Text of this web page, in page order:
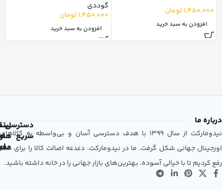
1,450,000تومان
افزودن به سبد خرید
گوددی
1,450,000تومان
افزودن به سبد خرید
درباره ما
نیدومارکت از سال 1399 با هدف دسترسی آسان و بی‌واسطه به کالاهای
اورجینال جهانی شکل گرفت. ما در نیدومارکت، دغدغه اصالت کالا را برای شما
رفع کردیم تا با خیالی آسوده، بهترین‌های بازار جهانی را در خانه داشته باشید.
دسترسی
سریع